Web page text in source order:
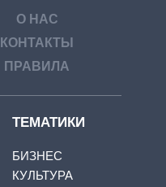
О НАС
КОНТАКТЫ
ПРАВИЛА
ТЕМАТИКИ
БИЗНЕС
КУЛЬТУРА